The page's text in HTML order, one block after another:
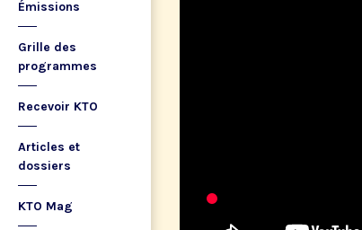
Émissions
Grille des
programmes
Recevoir KTO
Articles et
dossiers
KTO Mag